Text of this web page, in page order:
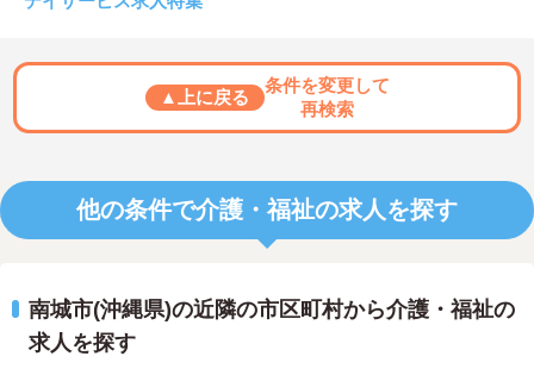
▲上に戻る
条件を変更して
再検索
他の条件で介護・福祉の求人を探す
南城市(沖縄県)の近隣の市区町村から介護・福祉の
求人を探す